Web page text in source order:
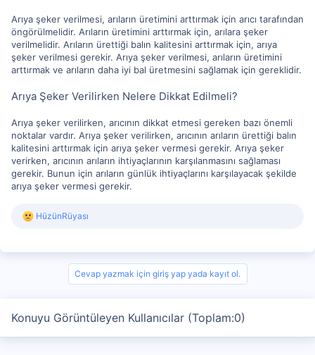
Arıya şeker verilmesi, arıların üretimini arttırmak için arıcı tarafından
öngörülmelidir. Arıların üretimini arttırmak için, arılara şeker
verilmelidir. Arıların ürettiği balın kalitesini arttırmak için, arıya
şeker verilmesi gerekir. Arıya şeker verilmesi, arıların üretimini
arttırmak ve arıların daha iyi bal üretmesini sağlamak için gereklidir.
Arıya Şeker Verilirken Nelere Dikkat Edilmeli?
Arıya şeker verilirken, arıcının dikkat etmesi gereken bazı önemli
noktalar vardır. Arıya şeker verilirken, arıcının arıların ürettiği balın
kalitesini arttırmak için arıya şeker vermesi gerekir. Arıya şeker
verirken, arıcının arıların ihtiyaçlarının karşılanmasını sağlaması
gerekir. Bunun için arıların günlük ihtiyaçlarını karşılayacak şekilde
arıya şeker vermesi gerekir.
R
:
HüzünRüyası
Cevap yazmak için giriş yap yada kayıt ol.
Konuyu Görüntüleyen Kullanıcılar (Toplam:0)